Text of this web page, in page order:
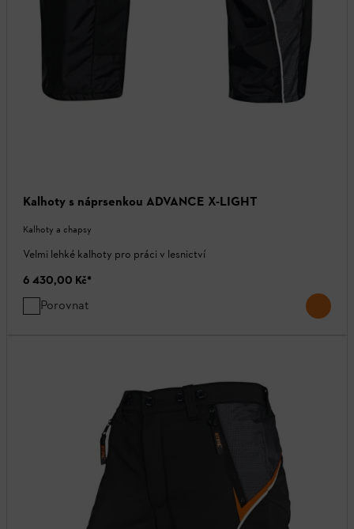
Kalhoty s náprsenkou ADVANCE X-LIGHT
Kalhoty a chapsy
Velmi lehké kalhoty pro práci v lesnictví
6 430,00 Kč*
Porovnat